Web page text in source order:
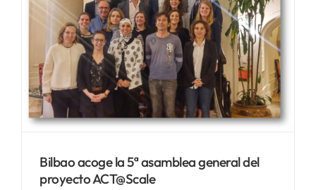
Bilbao acoge la 5ª asamblea general del
proyecto ACT@Scale